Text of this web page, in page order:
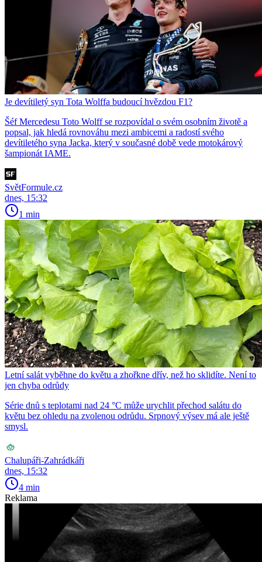
Je devítiletý syn Tota Wolffa budoucí hvězdou F1?
Šéf Mercedesu Toto Wolff se rozpovídal o svém osobním životě a
popsal, jak hledá rovnováhu mezi ambicemi a radostí svého
devítiletého syna Jacka, který v současné době vede motokárový
šampionát IAME.
SvětFormule.cz
dnes, 15:32
1 min
Letní salát vyběhne do květu a zhořkne dřív, než ho sklidíte. Není to
jen chyba odrůdy
Série dnů s teplotami nad 24 °C může urychlit přechod salátu do
květu bez ohledu na zvolenou odrůdu. Srpnový výsev má ale ještě
smysl.
Chalupáři-Zahrádkáři
dnes, 15:32
4 min
Reklama